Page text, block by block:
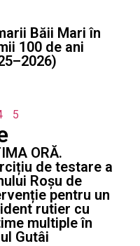
Băii Mari în
100 de ani
5
ORĂ.
de testare a
Roșu de
pentru un
rutier cu
multiple în
Gutâi